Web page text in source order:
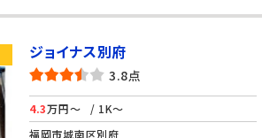
ジョイナス別府
3.8点
4.3万円～
/ 1K～
福岡市城南区別府